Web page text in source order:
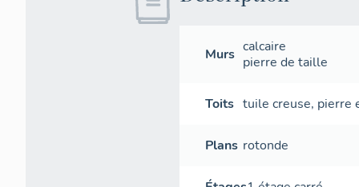
Murs calcaire
pierre de taille
Toits tuile creuse, pierre
Plans rotonde